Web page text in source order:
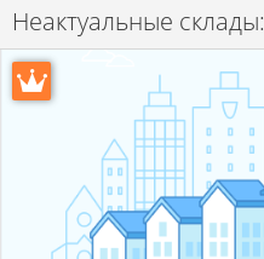
Неактуальные склады: